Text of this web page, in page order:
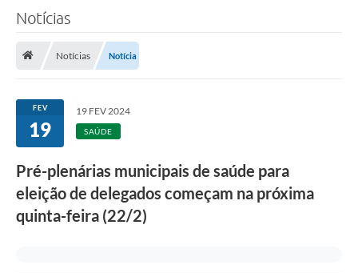
Notícias
Notícias Notícia
FEV
19
19 FEV 2024
SAÚDE
Pré-plenárias municipais de saúde para
eleição de delegados começam na próxima
quinta-feira (22/2)
a
l
l